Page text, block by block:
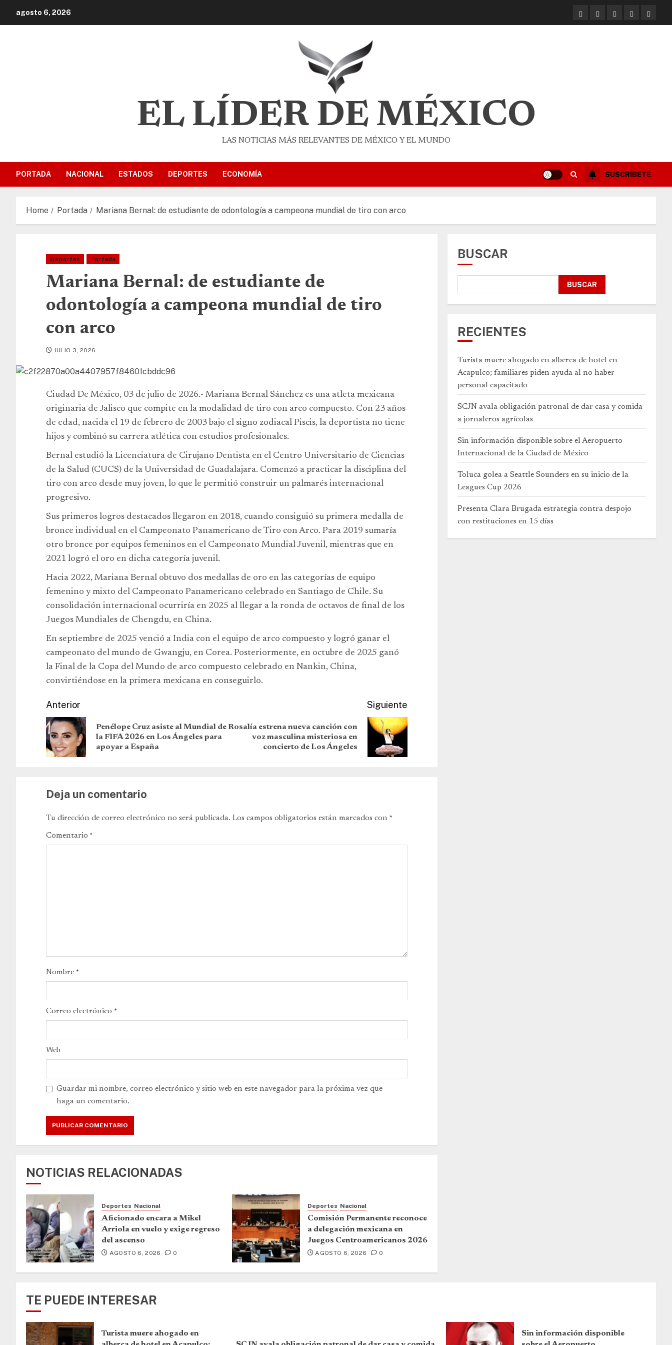
agosto 6, 2026
EL LÍDER DE MÉXICO
LAS NOTICIAS MÁS RELEVANTES DE MÉXICO Y EL MUNDO
PORTADA NACIONAL ESTADOS DEPORTES ECONOMÍA SUSCRÍBETE
Home Portada Mariana Bernal: de estudiante de odontología a campeona mundial de tiro con arco
Deportes Portada
Mariana Bernal: de estudiante de
odontología a campeona mundial de tiro
con arco
JULIO 3, 2026
Ciudad De México, 03 de julio de 2026.- Mariana Bernal Sánchez es una atleta mexicana
originaria de Jalisco que compite en la modalidad de tiro con arco compuesto. Con 23 años
de edad, nacida el 19 de febrero de 2003 bajo el signo zodiacal Piscis, la deportista no tiene
hijos y combinó su carrera atlética con estudios profesionales.
Bernal estudió la Licenciatura de Cirujano Dentista en el Centro Universitario de Ciencias
de la Salud (CUCS) de la Universidad de Guadalajara. Comenzó a practicar la disciplina del
tiro con arco desde muy joven, lo que le permitió construir un palmarés internacional
progresivo.
Sus primeros logros destacados llegaron en 2018, cuando consiguió su primera medalla de
bronce individual en el Campeonato Panamericano de Tiro con Arco. Para 2019 sumaría
otro bronce por equipos femeninos en el Campeonato Mundial Juvenil, mientras que en
2021 logró el oro en dicha categoría juvenil.
Hacia 2022, Mariana Bernal obtuvo dos medallas de oro en las categorías de equipo
femenino y mixto del Campeonato Panamericano celebrado en Santiago de Chile. Su
consolidación internacional ocurriría en 2025 al llegar a la ronda de octavos de final de los
Juegos Mundiales de Chengdu, en China.
En septiembre de 2025 venció a India con el equipo de arco compuesto y logró ganar el
campeonato del mundo de Gwangju, en Corea. Posteriormente, en octubre de 2025 ganó
la Final de la Copa del Mundo de arco compuesto celebrado en Nankin, China,
convirtiéndose en la primera mexicana en conseguirlo.
Anterior
Penélope Cruz asiste al Mundial de
la FIFA 2026 en Los Ángeles para
apoyar a España
Siguiente
Rosalía estrena nueva canción con
voz masculina misteriosa en
concierto de Los Ángeles
Deja un comentario
Tu dirección de correo electrónico no será publicada. Los campos obligatorios están marcados con *
Comentario *
Nombre *
Correo electrónico *
Web
Guardar mi nombre, correo electrónico y sitio web en este navegador para la próxima vez que
haga un comentario.
NOTICIAS RELACIONADAS
Deportes Nacional
Aficionado encara a Mikel
Arriola en vuelo y exige regreso
del ascenso
AGOSTO 6, 2026 0
Deportes Nacional
Comisión Permanente reconoce
a delegación mexicana en
Juegos Centroamericanos 2026
AGOSTO 6, 2026 0
BUSCAR
BUSCAR
RECIENTES
Turista muere ahogado en alberca de hotel en
Acapulco; familiares piden ayuda al no haber
personal capacitado
SCJN avala obligación patronal de dar casa y comida
a jornaleros agrícolas
Sin información disponible sobre el Aeropuerto
Internacional de la Ciudad de México
Toluca golea a Seattle Sounders en su inicio de la
Leagues Cup 2026
Presenta Clara Brugada estrategia contra despojo
con restituciones en 15 días
TE PUEDE INTERESAR
Turista muere ahogado en
Sin información disponible